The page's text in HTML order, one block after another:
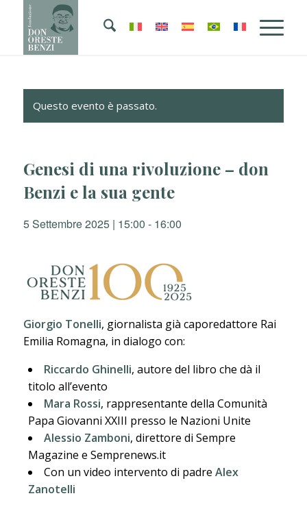
Questo evento è passato.
Genesi di una rivoluzione – don
Benzi e la sua gente
5 Settembre 2025 | 15:00 - 16:00
Giorgio Tonelli, giornalista già caporedattore Rai
Emilia Romagna, in dialogo con:
Riccardo Ghinelli, autore del libro che dà il
titolo all’evento
Mara Rossi, rappresentante della Comunità
Papa Giovanni XXIII presso le Nazioni Unite
Alessio Zamboni, direttore di Sempre
Magazine e Semprenews.it
Con un video intervento di padre Alex
Zanotelli